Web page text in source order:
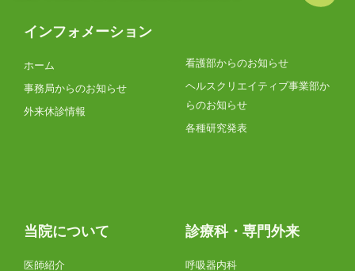
インフォメーション
ホーム
事務局からのお知らせ
外来休診情報
看護部からのお知らせ
ヘルスクリエイティブ事業部か
らのお知らせ
各種研究発表
当院について
医師紹介
診療科・専門外来
呼吸器内科